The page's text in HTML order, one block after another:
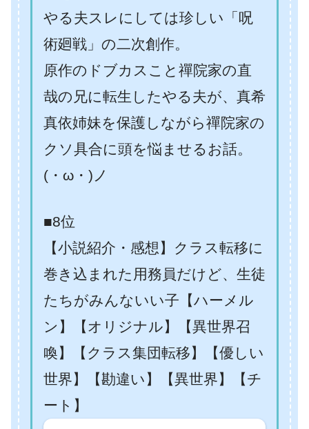
やる夫スレにしては珍しい「呪
術廻戦」の二次創作。
原作のドブカスこと禪院家の直
哉の兄に転生したやる夫が、真希
真依姉妹を保護しながら禪院家の
クソ具合に頭を悩ませるお話。
(・ω・)ノ
■8位
【小説紹介・感想】クラス転移に
巻き込まれた用務員だけど、生徒
たちがみんないい子【ハーメル
ン】【オリジナル】【異世界召
喚】【クラス集団転移】【優しい
世界】【勘違い】【異世界】【チ
ート】